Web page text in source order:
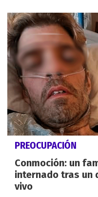
PREOCUPACIÓN
Conmoción: un
internado tras un
vivo